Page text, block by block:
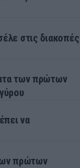
στις διακοπές
των πρώτων
να
πρώτων